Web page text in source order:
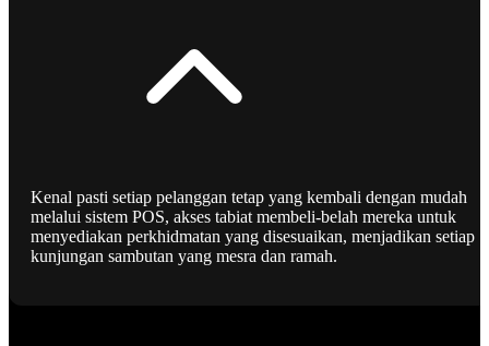
Kenal pasti setiap pelanggan tetap yang kembali dengan mudah
melalui sistem POS, akses tabiat membeli-belah mereka untuk
menyediakan perkhidmatan yang disesuaikan, menjadikan setiap
kunjungan sambutan yang mesra dan ramah.